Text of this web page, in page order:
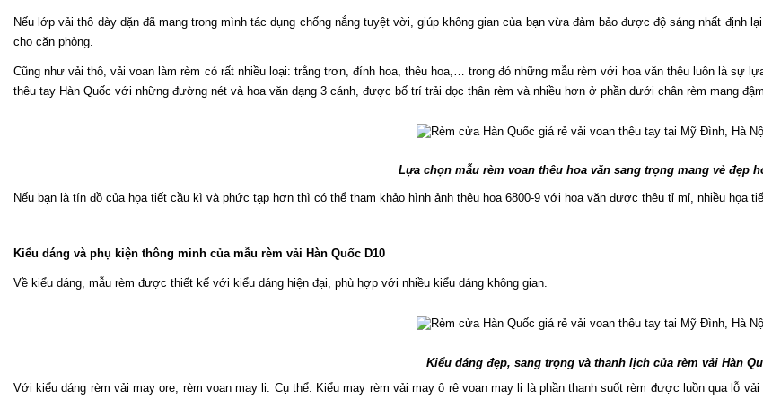
Nếu lớp vải thô dày dặn đã mang trong mình tác dụng chống nắng tuyệt vời, giúp không gian của bạn vừa đảm bảo được độ sáng nhất định
cho căn phòng.
Cũng như vải thô, vải voan làm rèm có rất nhiều loại: trắng trơn, đính hoa, thêu hoa,… trong đó những mẫu rèm với hoa văn thêu luôn là sự
thêu tay Hàn Quốc với những đường nét và hoa văn dạng 3 cánh, được bố trí trải dọc thân rèm và nhiều hơn ở phần dưới chân rèm mang
Lựa chọn mẫu rèm voan thêu hoa văn sang trọng mang vẻ đẹp
Nếu bạn là tín đồ của họa tiết cầu kì và phức tạp hơn thì có thể tham khảo hình ảnh thêu hoa 6800-9 với hoa văn được thêu tỉ mỉ, nhiều họa
Kiểu dáng và phụ kiện thông minh của mẫu rèm vải Hàn Quốc D10
Về kiểu dáng, mẫu rèm được thiết kế với kiểu dáng hiện đại, phù hợp với nhiều kiểu dáng không gian.
Kiểu dáng đẹp, sang trọng và thanh lịch của rèm vải Hàn
Với kiểu dáng rèm vải may ore, rèm voan may li. Cụ thể: Kiểu may rèm vải may ô rê voan may li là phần thanh suốt rèm được luồn qua lỗ